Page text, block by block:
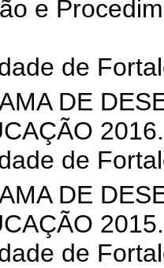
e
de
DE
de
DE
de